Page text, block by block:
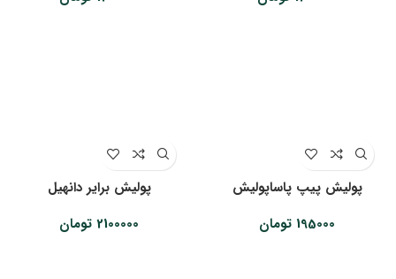
پولیش پیپ پاساپولیش
195000 تومان
پولیش برایر دانهیل
2100000 تومان